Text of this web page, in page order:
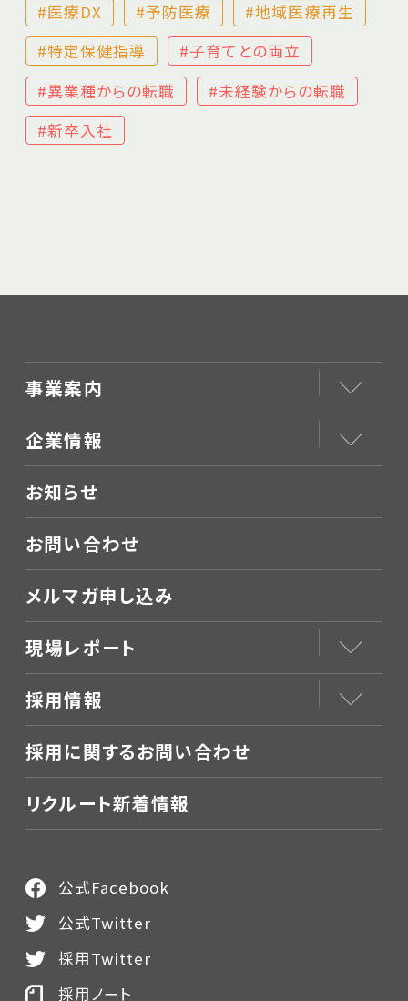
#子育てとの両立
#医療DX
#異業種からの転職
#予防医療
#未経験からの転職
#地域医療再生
#新卒入社
#特定保健指導
事業案内
企業情報
お知らせ
お問い合わせ
メルマガ申し込み
現場レポート
採用情報
採用に関するお問い合わせ
リクルート新着情報
公式Facebook
公式Twitter
採用Twitter
採用ノート